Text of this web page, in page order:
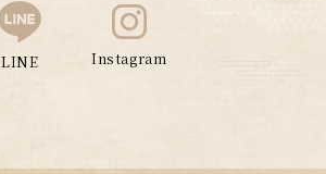
LINE Instagram